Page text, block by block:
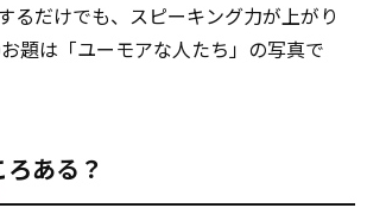
るだけでも、スピーキング力が上がり
題は「ユーモアな人たち」の写真で
ある？